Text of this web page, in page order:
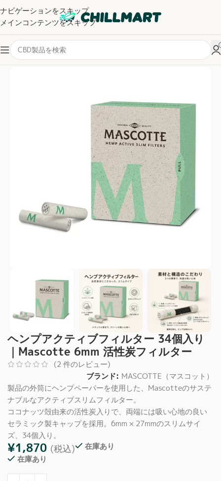
ナビゲーションをスキップ
メインコンテンツをスキップ
ホーム/フィルター・チップ
ヘンプアクティブフィルター 34個入り
｜Mascotte 6mm 活性炭フィルター
(2 件のレビュー)
ブランド: MASCOTTE（マスコット）
製品の外筒にヘンプペーパーを使用した、Mascotteのサステ
ナブルなアクティブスリムフィルター。
ココナッツ殻由来の活性炭入りで、両端には吸い心地の良い
セラミック製キャップを採用。6mm × 27mmのスリムサイ
ズ、34個入り。
¥1,870 (税込)
在庫あり
在庫あり